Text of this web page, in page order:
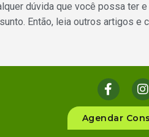
dúvida que você possa ter
Então, leia outros artigos e
Agendar